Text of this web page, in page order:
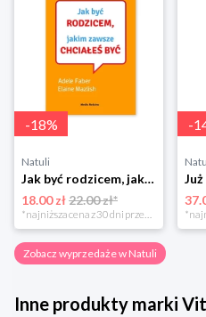
-18%
Natuli
Jak być rodzicem, jakim zawsze chciałeś być Media rodzina
18.00 zł22.00 zł*
*najniższa cena z 30 dni przed obniżką
-
Zobacz wyprzedaże w Natuli
Inne produkty marki